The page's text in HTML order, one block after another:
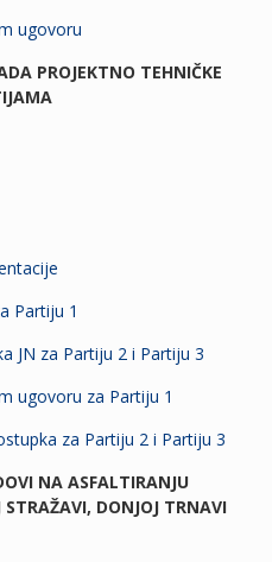
ugovoru
PROJEKTNO TEHNIČKE
Partiju 1
JN za Partiju 2 i Partiju 3
ugovoru za Partiju 1
za Partiju 2 i Partiju 3
NA ASFALTIRANJU
STRAŽAVI, DONJOJ TRNAVI